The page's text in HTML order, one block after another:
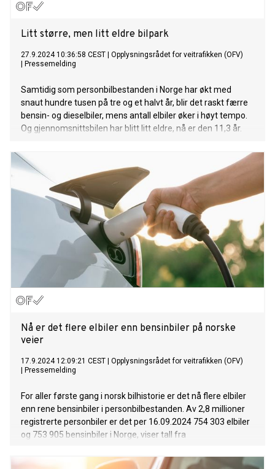
Litt større, men litt eldre bilpark
27.9.2024 10:36:58 CEST
Opplysningsrådet for veitrafikken (OFV)
Pressemelding
Samtidig som personbilbestanden i Norge har økt med
snaut hundre tusen på tre og et halvt år, blir det raskt færre
bensin- og dieselbiler, mens antall elbiler øker i høyt tempo.
Og gjennomsnittsbilen har blitt litt eldre, nå er den 11,3 år.
Nå er det flere elbiler enn bensinbiler på norske
veier
17.9.2024 12:09:21 CEST
Opplysningsrådet for veitrafikken (OFV)
Pressemelding
For aller første gang i norsk bilhistorie er det nå flere elbiler
enn rene bensinbiler i personbilbestanden. Av 2,8 millioner
registrerte personbiler er det per 16.09.2024 754 303 elbiler
og 753 905 bensinbiler i Norge, viser tall fra
antall dieselbiler å synke.